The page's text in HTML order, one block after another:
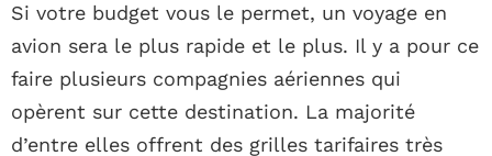
Si votre budget vous le permet, un voyage en
avion sera le plus rapide et le plus. Il y a pour ce
faire plusieurs compagnies aériennes qui
opèrent sur cette destination. La majorité
d’entre elles offrent des grilles tarifaires très